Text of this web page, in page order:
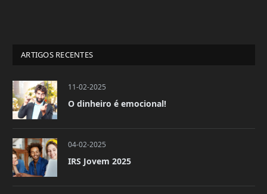
ARTIGOS RECENTES
11-02-2025
O dinheiro é emocional!
04-02-2025
IRS Jovem 2025